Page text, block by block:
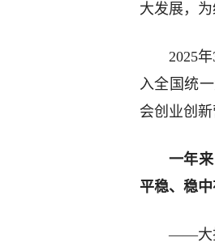
大发展，为
2025
入全国统
会创业创
一年
平稳、稳中
——大